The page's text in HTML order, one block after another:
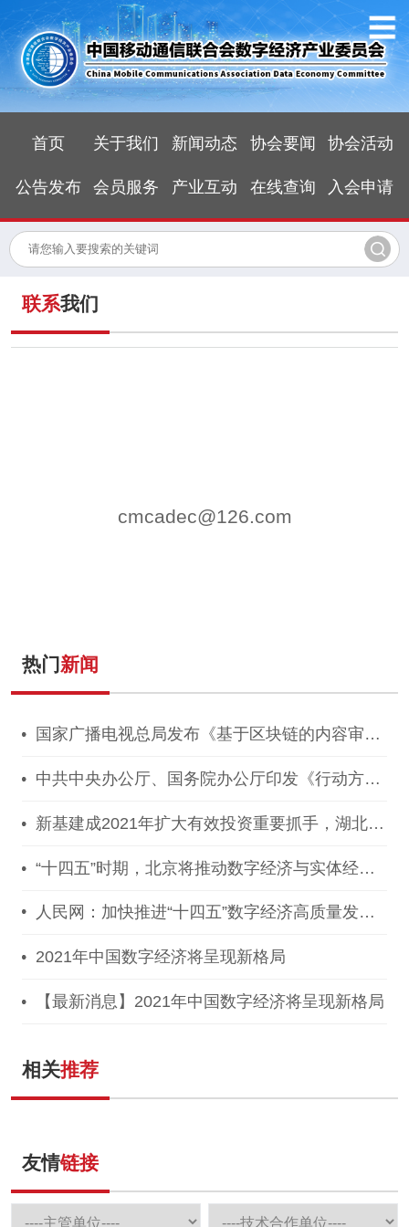
首页 关于我们 新闻动态 协会要闻 协会活动
公告发布 会员服务 产业互动 在线查询 入会申请
联系我们
cmcadec@126.com
热门 新闻
国家广播电视总局发布《基于区块链的内容审核
中共中央办公厅、国务院办公厅印发《行动方
新基建成2021年扩大有效投资重要抓手，湖北投
“十四五”时期，北京将推动数字经济与实体经济
人民网：加快推进“十四五”数字经济高质量发
2021年中国数字经济将呈现新格局
【最新消息】2021年中国数字经济将呈现新格局
相关推荐
友情链接